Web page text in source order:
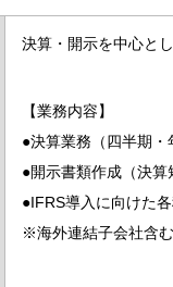
決算・開示を中心と
【業務内容】
●決算業務（四半期・
●開示書類作成（決算
●IFRS導入に向けた
※海外連結子会社含